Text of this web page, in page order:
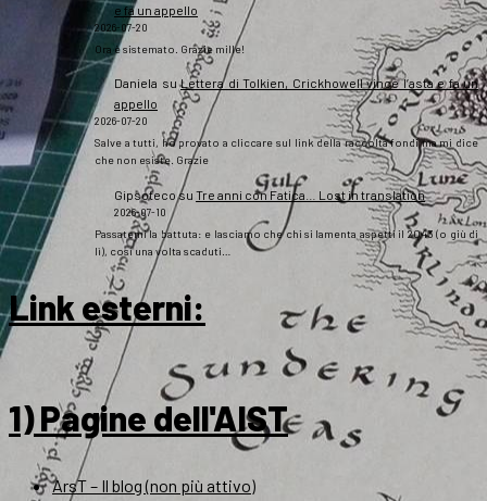
e fa un appello
2026-07-20
Ora è sistemato. Grazie mille!
Daniela suLettera di Tolkien, Crickhowell vince l’asta e fa un
appello
2026-07-20
Salve a tutti, ho provato a cliccare sul link della raccolta fondi ma mi dice
che non esiste. Grazie
Gipsotecosu Tre anni con Fatica… Lost in translation
2026-07-10
Passatemi la battuta: e lasciamo che chi si lamenta aspetti il 2043 (o giù di
lì), così una volta scaduti…
Link esterni:
1) Pagine dell'AIST
ArsT – Il blog (non più attivo)